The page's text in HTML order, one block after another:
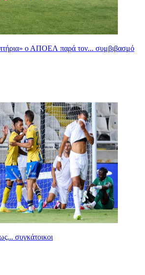
ο ΑΠΟΕΛ παρά τον... συμβιβασμό
συγκάτοικοι